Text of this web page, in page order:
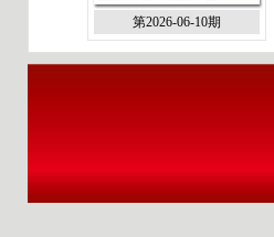
第2026-06-10期